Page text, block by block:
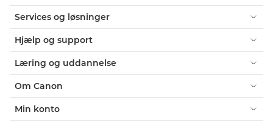
Services og løsninger
Hjælp og support
Læring og uddannelse
Om Canon
Min konto